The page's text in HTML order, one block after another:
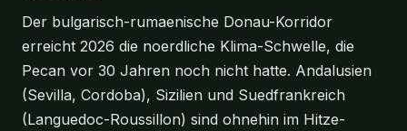
Der bulgarisch-rumaenische Donau-Korridor
erreicht 2026 die noerdliche Klima-Schwelle, die
Pecan vor 30 Jahren noch nicht hatte. Andalusien
(Sevilla, Cordoba), Sizilien und Suedfrankreich
(Languedoc-Roussillon) sind ohnehin im Hitze-